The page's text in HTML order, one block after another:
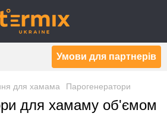
Умови для партнерів
для хамама Парогенератори
для хамаму об'ємом